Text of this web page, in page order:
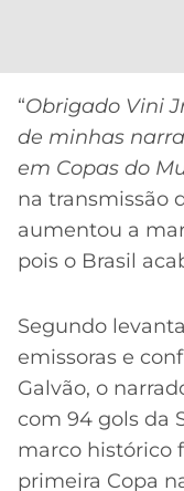
“Obrigado Vini
de minhas
em Copas do
na transmissão
aumentou a
pois o Brasil
Segundo
emissoras e
Galvão, o
com 94 gols da
marco histórico
primeira Copa